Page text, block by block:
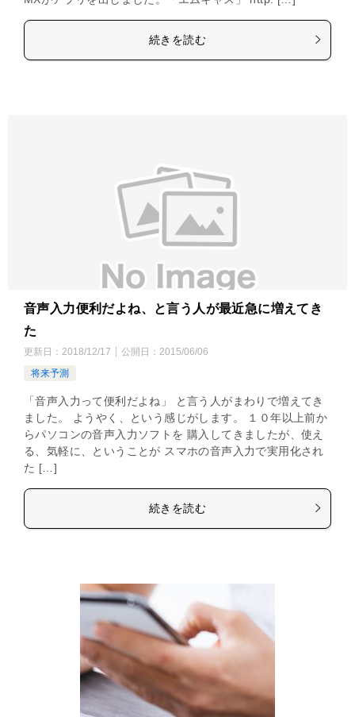
続きを読む
音声入力便利だよね、と言う人が最近急に増えてき
た
更新日： 2018/12/17 公開日： 2015/06/06
将来予測
「音声入力って便利だよね」 と言う人がまわりで増えてき
ました。 ようやく、という感じがします。 １０年以上前か
らパソコンの音声入力ソフトを 購入してきましたが、使え
る、気軽に、ということが スマホの音声入力で実用化され
た […]
続きを読む